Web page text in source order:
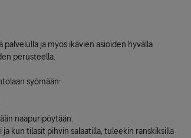
ja myös ikävien asioiden hyvällä
perusteella.
syömään:
naapuripöytään.
kun tilasit pihvin salaatilla, tuleekin ranskiksilla